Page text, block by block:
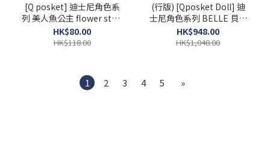
[Q posket] 迪士尼角色系
列 美人魚公主 flower style
正常色
HK$80.00
HK$118.00
(行版) [Qposket Doll] 迪
士尼角色系列 BELLE 貝兒
公主
HK$948.00
HK$1,048.00
1 2 3 4 5 »